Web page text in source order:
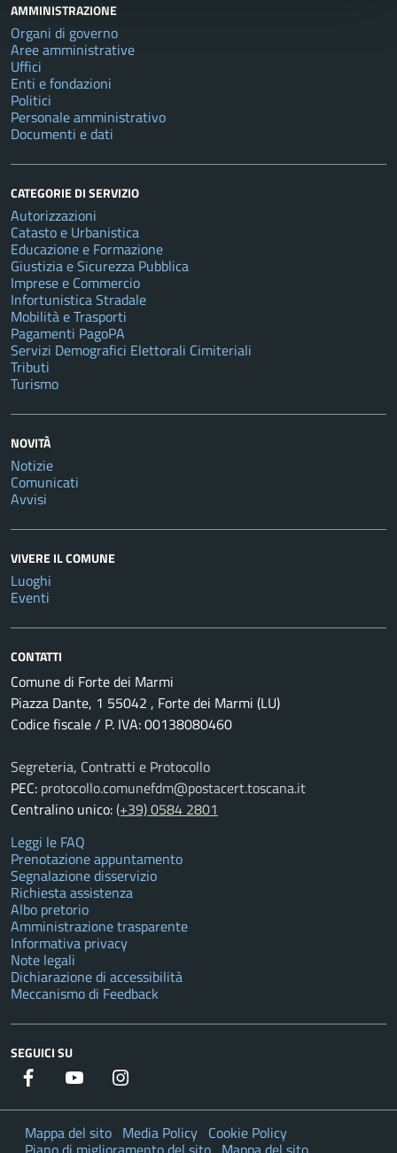
AMMINISTRAZIONE
Organi di governo
Aree amministrative
Uffici
Enti e fondazioni
Politici
Personale amministrativo
Documenti e dati
CATEGORIE DI SERVIZIO
Autorizzazioni
Catasto e Urbanistica
Educazione e Formazione
Giustizia e Sicurezza Pubblica
Imprese e Commercio
Infortunistica Stradale
Mobilità e Trasporti
Pagamenti PagoPA
Servizi Demografici Elettorali Cimiteriali
Tributi
Turismo
NOVITÀ
Notizie
Comunicati
Avvisi
VIVERE IL COMUNE
Luoghi
Eventi
CONTATTI
Comune di Forte dei Marmi
Piazza Dante, 1 55042 , Forte dei Marmi (LU)
Codice fiscale / P. IVA: 00138080460
Segreteria, Contratti e Protocollo
PEC: protocollo.comunefdm@postacert.toscana.it
Centralino unico:(+39) 0584 2801
Leggi le FAQ
Prenotazione appuntamento
Segnalazione disservizio
Richiesta assistenza
Albo pretorio
Amministrazione trasparente
Informativa privacy
Note legali
Dichiarazione di accessibilità
Meccanismo di Feedback
SEGUICI SU
Facebook YouTube
Mappa del sito Media Policy Cookie Policy